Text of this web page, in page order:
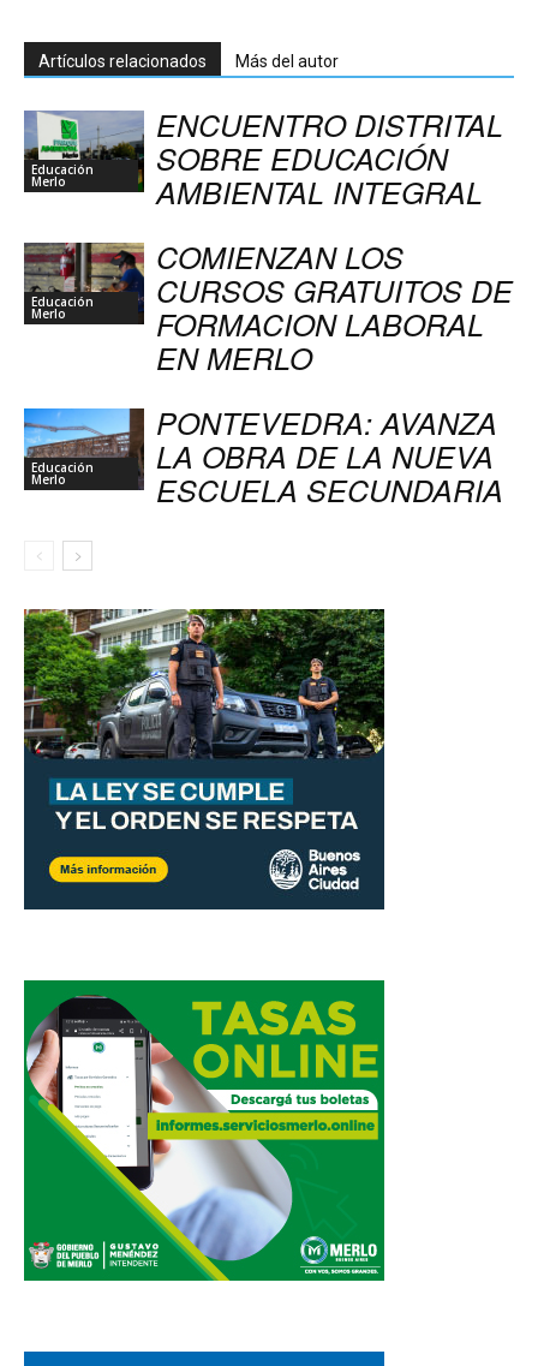
Artículos relacionados Más del autor
Educación
Merlo
ENCUENTRO DISTRITAL
SOBRE EDUCACIÓN
AMBIENTAL INTEGRAL
Educación
Merlo
COMIENZAN LOS
CURSOS GRATUITOS DE
FORMACION LABORAL
EN MERLO
Educación
Merlo
PONTEVEDRA: AVANZA
LA OBRA DE LA NUEVA
ESCUELA SECUNDARIA